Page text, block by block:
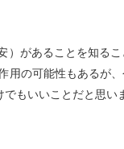
があることを知る
用の可能性もあるが
もいいことだと思い